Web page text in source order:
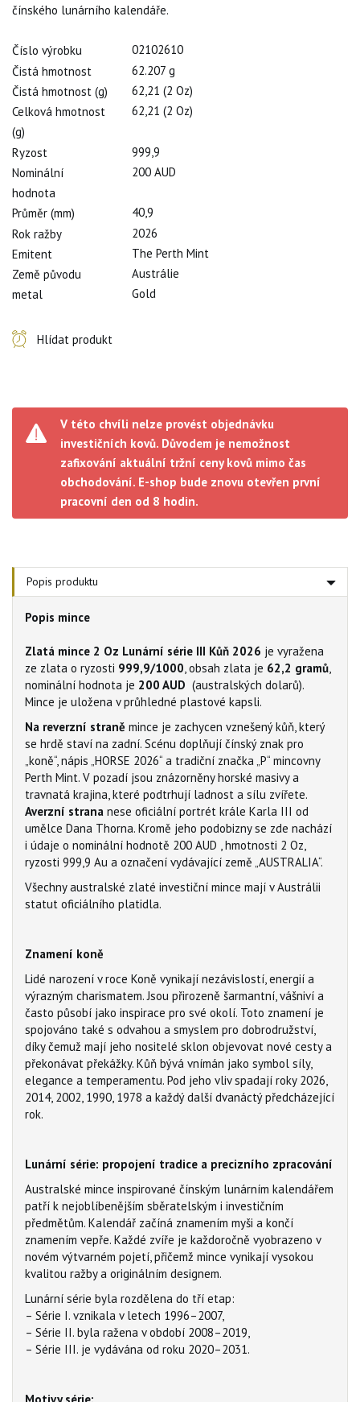
čínského lunárního kalendáře.
Číslo výrobku
02102610
Čistá hmotnost
62.207 g
Čistá hmotnost (g)
62,21 (2 Oz)
Celková hmotnost
(g)
62,21 (2 Oz)
Ryzost
999,9
Nominální
hodnota
200 AUD
Průměr (mm)
40,9
Rok ražby
2026
Emitent
The Perth Mint
Země původu
Austrálie
metal
Gold
Hlídat produkt
V této chvíli nelze provést objednávku
investičních kovů. Důvodem je nemožnost
zafixování aktuální tržní ceny kovů mimo čas
obchodování. E-shop bude znovu otevřen první
pracovní den od 8 hodin.
Popis produktu
Popis mince
Zlatá mince 2 Oz Lunární série III Kůň 2026 je vyražena
ze zlata o ryzosti 999,9/1000, obsah zlata je 62,2 gramů,
nominální hodnota je 200 AUD (australských dolarů).
Mince je uložena v průhledné plastové kapsli.
Na reverzní straně mince je zachycen vznešený kůň, který
se hrdě staví na zadní. Scénu doplňují čínský znak pro
„koně“, nápis „HORSE 2026“ a tradiční značka „P“ mincovny
Perth Mint. V pozadí jsou znázorněny horské masivy a
travnatá krajina, které podtrhují ladnost a sílu zvířete.
Averzní strana nese oficiální portrét krále Karla III od
umělce Dana Thorna. Kromě jeho podobizny se zde nachází
i údaje o nominální hodnotě 200 AUD , hmotnosti 2 Oz,
ryzosti 999,9 Au a označení vydávající země „AUSTRALIA“.
Všechny australské zlaté investiční mince mají v Austrálii
statut oficiálního platidla.
Znamení koně
Lidé narození v roce Koně vynikají nezávislostí, energií a
výrazným charismatem. Jsou přirozeně šarmantní, vášniví a
často působí jako inspirace pro své okolí. Toto znamení je
spojováno také s odvahou a smyslem pro dobrodružství,
díky čemuž mají jeho nositelé sklon objevovat nové cesty a
překonávat překážky. Kůň bývá vnímán jako symbol síly,
elegance a temperamentu. Pod jeho vliv spadají roky 2026,
2014, 2002, 1990, 1978 a každý další dvanáctý předcházející
rok.
Lunární série: propojení tradice a precizního zpracování
Australské mince inspirované čínským lunárním kalendářem
patří k nejoblíbenějším sběratelským i investičním
předmětům. Kalendář začíná znamením myši a končí
znamením vepře. Každé zvíře je každoročně vyobrazeno v
novém výtvarném pojetí, přičemž mince vynikají vysokou
kvalitou ražby a originálním designem.
Lunární série byla rozdělena do tří etap:
– Série I. vznikala v letech 1996–2007,
– Série II. byla ražena v období 2008–2019,
– Série III. je vydávána od roku 2020–2031.